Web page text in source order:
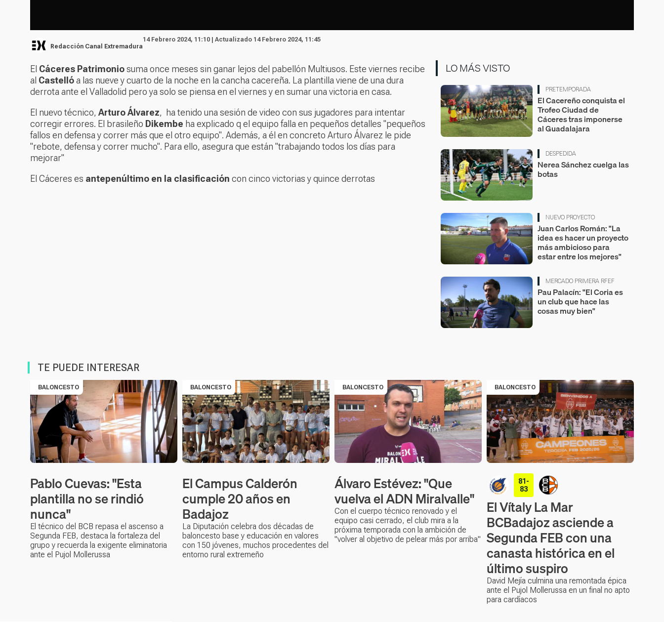
Redacción Canal Extremadura
14 Febrero 2024, 11:10 | Actualizado 14 Febrero 2024, 11:45
El Cáceres Patrimoniosuma once meses sin ganar lejos del pabellón Multiusos. Este viernes recibe
al Castellóa las nueve y cuarto de la noche en la cancha cacereña. La plantilla viene de una dura
derrota ante el Valladolid pero ya solo se piensa en el viernes y en sumar una victoria en casa.
El nuevo técnico, Arturo Álvarez, ha tenido una sesión de video con sus jugadores para intentar
corregir errores. El brasileño Dikembe ha explicado q el equipo falla en pequeños detalles "pequeños
fallos en defensa y correr más que el otro equipo". Además, a él en concreto Arturo Álvarez le pide
"rebote, defensa y correr mucho". Para ello, asegura que están "trabajando todos los días para
mejorar"
El Cáceres es antepenúltimo en la clasificación con cinco victorias y quince derrotas
LO MÁS VISTO
PRETEMPORADA
El Cacereño conquista el
Trofeo Ciudad de
Cáceres tras imponerse
al Guadalajara
DESPEDIDA
Nerea Sánchez cuelga las
botas
NUEVO PROYECTO
Juan Carlos Román: "La
idea es hacer un proyecto
más ambicioso para
estar entre los mejores"
MERCADO PRIMERA RFEF
Pau Palacín: "El Coria es
un club que hace las
cosas muy bien"
TE PUEDE INTERESAR
BALONCESTO
Pablo Cuevas: "Esta
plantilla no se rindió
nunca"
El técnico del BCB repasa el ascenso a
Segunda FEB, destaca la fortaleza del
grupo y recuerda la exigente eliminatoria
ante el Pujol Mollerussa
BALONCESTO
El Campus Calderón
cumple 20 años en
Badajoz
La Diputación celebra dos décadas de
baloncesto base y educación en valores
con 150 jóvenes, muchos procedentes del
entorno rural extremeño
BALONCESTO
Álvaro Estévez: "Que
vuelva el ADN Miralvalle"
Con el cuerpo técnico renovado y el
equipo casi cerrado, el club mira a la
próxima temporada con la ambición de
"volver al objetivo de pelear más por arriba"
BALONCESTO
81-
83
El Vítaly La Mar
BCBadajoz asciende a
Segunda FEB con una
canasta histórica en el
último suspiro
David Mejía culmina una remontada épica
ante el Pujol Mollerussa en un final no apto
para cardíacos